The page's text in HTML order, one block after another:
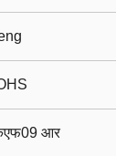
आर